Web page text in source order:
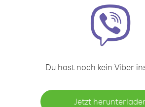
Du hast noch kein Viber
Jetzt